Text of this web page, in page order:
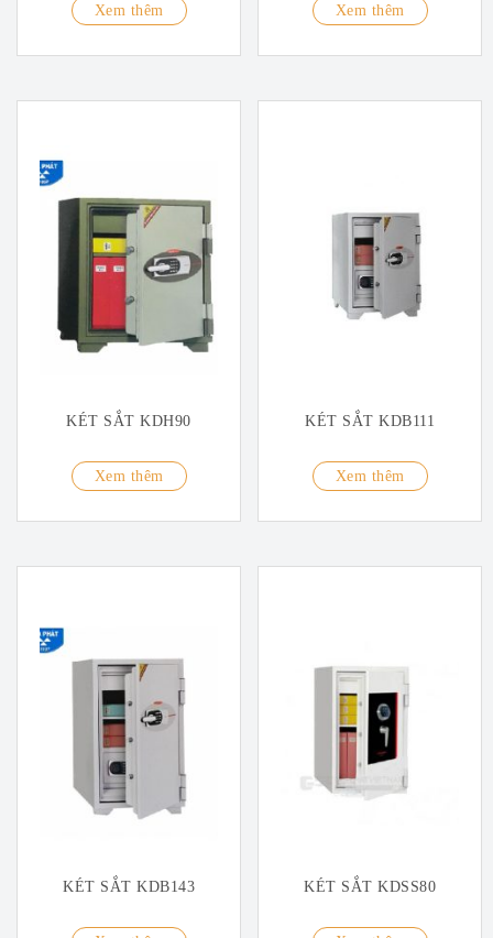
Xem thêm Xem thêm
KÉT SẮT KDH90
Xem thêm
KÉT SẮT KDB111
Xem thêm
KÉT SẮT KDB143 KÉT SẮT KDSS80